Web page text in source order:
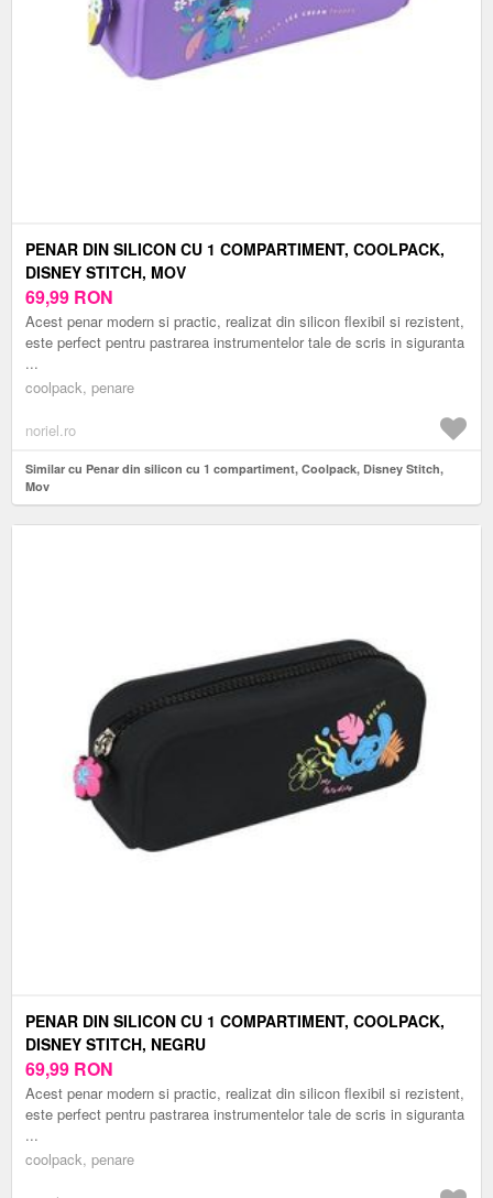
PENAR DIN SILICON CU 1 COMPARTIMENT, COOLPACK,
DISNEY STITCH, MOV
69,99 RON
Acest penar modern si practic, realizat din silicon flexibil si rezistent,
este perfect pentru pastrarea instrumentelor tale de scris in siguranta
...
coolpack, penare
noriel.ro
Similar cu Penar din silicon cu 1 compartiment, Coolpack, Disney Stitch,
Mov
PENAR DIN SILICON CU 1 COMPARTIMENT, COOLPACK,
DISNEY STITCH, NEGRU
69,99 RON
Acest penar modern si practic, realizat din silicon flexibil si rezistent,
este perfect pentru pastrarea instrumentelor tale de scris in siguranta
...
coolpack, penare